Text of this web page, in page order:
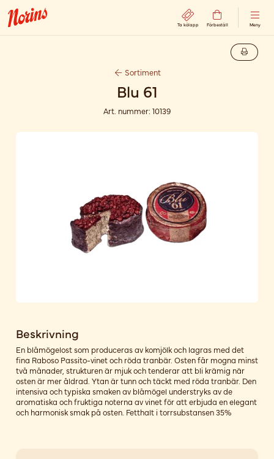
Ta kölapp Förbeställ Meny
Sortiment
Blu 61
Art. nummer: 10139
Beskrivning
En blåmögelost som produceras av komjölk och lagras med det
fina Raboso Passito-vinet och röda tranbär. Osten får mogna minst
två månader, strukturen är mjuk och tenderar att bli krämig när
osten är mer åldrad. Ytan är tunn och täckt med röda tranbär. Den
intensiva och typiska smaken av blåmögel understryks av de
aromatiska och fruktiga noterna av vinet för att erbjuda en elegant
och harmonisk smak på osten. Fetthalt i torrsubstansen 35%